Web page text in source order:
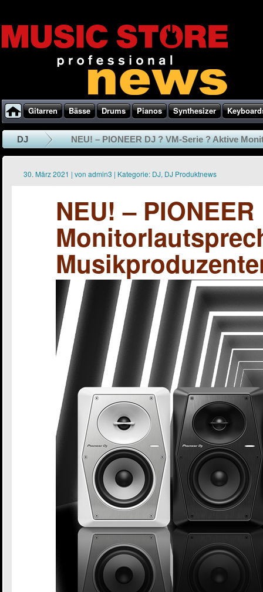
Gitarren Bässe Drums Pianos Synthesizer
DJ NEU! – PIONEER DJ ? VM-Serie ? Aktive
30. März 2021 | von admin3 | Kategorie: DJ, DJ Produktnews
NEU! –